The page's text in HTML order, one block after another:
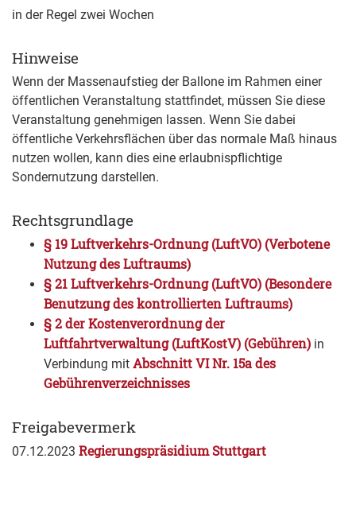
in der Regel zwei Wochen
Hinweise
Wenn der Massenaufstieg der Ballone im Rahmen einer
öffentlichen Veranstaltung stattfindet, müssen Sie diese
Veranstaltung genehmigen lassen. Wenn Sie dabei
öffentliche Verkehrsflächen über das normale Maß hinaus
nutzen wollen, kann dies eine erlaubnispflichtige
Sondernutzung darstellen.
Rechtsgrundlage
§ 19 Luftverkehrs-Ordnung (LuftVO) (Verbotene
Nutzung des Luftraums)
§ 21 Luftverkehrs-Ordnung (LuftVO) (Besondere
Benutzung des kontrollierten Luftraums)
§ 2 der Kostenverordnung der
Luftfahrtverwaltung (LuftKostV) (Gebühren) in
Verbindung mit Abschnitt VI Nr. 15a des
Gebührenverzeichnisses
Freigabevermerk
07.12.2023 Regierungspräsidium Stuttgart